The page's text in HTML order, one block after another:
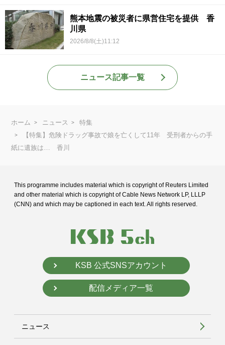
熊本地震の被災者に県営住宅を提供 香
川県
2026/8/8(土)11:12
ニュース記事一覧
ホーム ニュース
特集
【特集】危険ドラッグ事故で娘を亡くして11年 受刑者からの手
紙に遺族は… 香川
This programme includes material which is copyright of Reuters Limited
and other material which is copyright of Cable News Network LP, LLLP
(CNN) and which may be captioned in each text. All rights reserved.
KSB 公式SNSアカウント
配信メディア一覧
ニュース